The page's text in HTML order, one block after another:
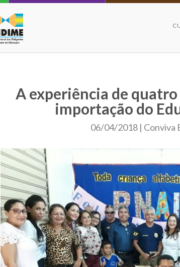
A experiência de
importação do
06/04/2018 | Conviva